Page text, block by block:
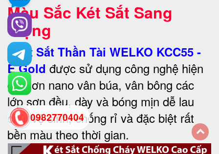
Màu Sắc Két Sắt Sang
Trọng
• Két Sắt Thần Tài WELKO KCC55 -
E Gold được sử dụng công nghệ hiện
đại sơn nano vân búa, vân bông các
lớp sơn đều, dày và bóng mịn dễ lau
chùi vệ sinh, chống rỉ và đặc biệt rất
bền màu theo thời gian.
0982770404
back